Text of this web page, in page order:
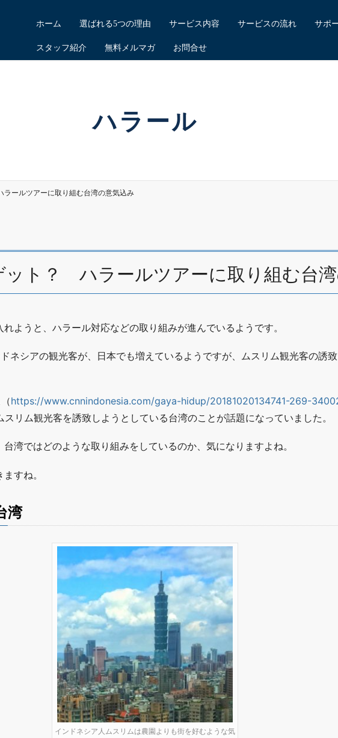
ホーム 選ばれる5つの理由 サービス内容 サービスの流れ サポ
スタッフ紹介 無料メルマガ お問合せ
ハラール
ールツアーに取り組む台湾の意気込み
ット？ ハラールツアーに取り組む台
ようと、ハラール対応などの取り組みが進んでいるようです。
ネシアの観光客が、日本でも増えているようですが、ムスリム観光客の誘
https://www.cnnindonesia.com/gaya-hidup/20181020134741-269-
リム観光客を誘致しようとしている台湾のことが話題になっていました。
湾ではどのような取り組みをしているのか、気になりますよね。
すね。
湾
インドネシア人ムスリムは農園よりも街を好むような気